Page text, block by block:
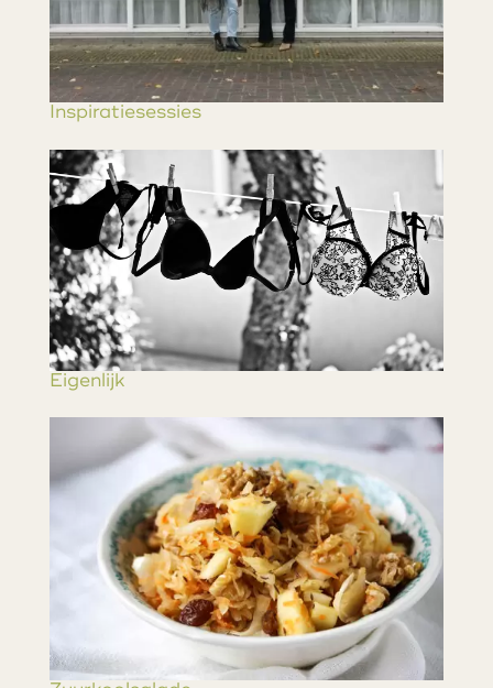
Inspiratiesessies
Eigenlijk…